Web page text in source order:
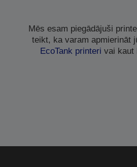
Mēs esam piegādājuši
teikt, ka varam apmierināt
EcoTank printeri vai kaut